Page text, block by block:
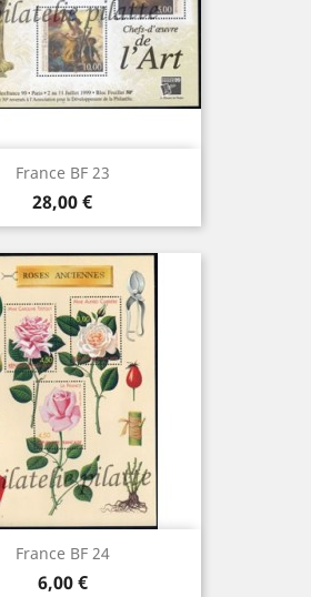
France BF 23
Prix
28,00 €
France BF 24
Prix
6,00 €